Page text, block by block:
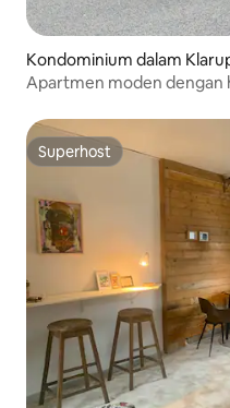
Kondominium dalam
Apartmen moden dengan
Superhost
Superhost